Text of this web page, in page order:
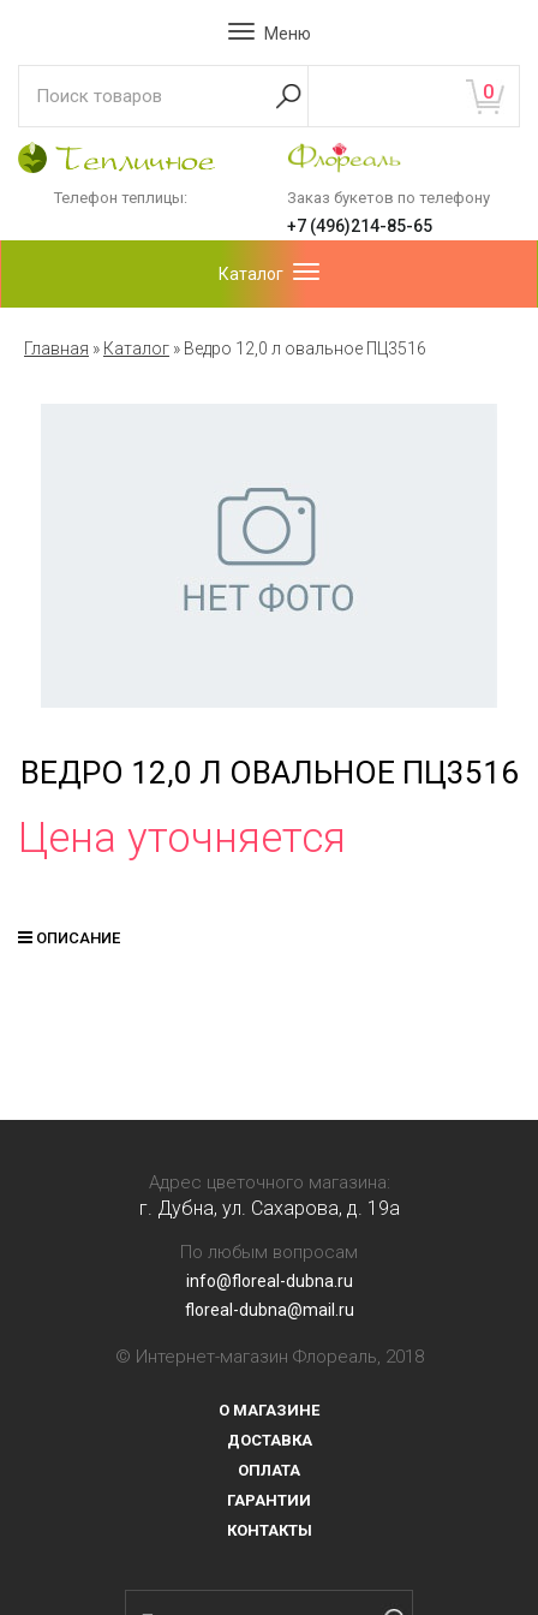
Меню
0
Телефон теплицы: Заказ букетов по телефону
+7 (496)214-85-65
Каталог
Главная » Каталог » Ведро 12,0 л овальное ПЦ3516
ВЕДРО 12,0 Л ОВАЛЬНОЕ ПЦ3516
Цена уточняется
ОПИСАНИЕ
Адрес цветочного магазина:
г. Дубна, ул. Сахарова, д. 19a
По любым вопросам
info@floreal-dubna.ru
floreal-dubna@mail.ru
© Интернет-магазин Флореаль, 2018
О МАГАЗИНЕ
ДОСТАВКА
ОПЛАТА
ГАРАНТИИ
КОНТАКТЫ